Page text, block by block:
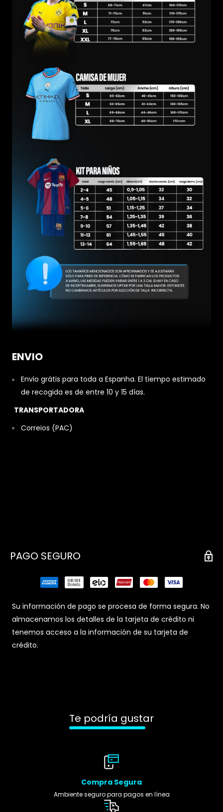
ENVIO
Envio grátis para toda a Espanha. El tiempo estimado
de recogida es de entre 10 y 15 días.
TRANSPORTADORA
Correios (PAC)
PAGO SEGURO
Su información de pago se procesa de forma segura. No
almacenamos los detalles de la tarjeta de crédito ni
tenemos acceso a la información de su tarjeta de
crédito.
Te podría gustar
Compra Segura
Ambiente seguro para pagos en línea